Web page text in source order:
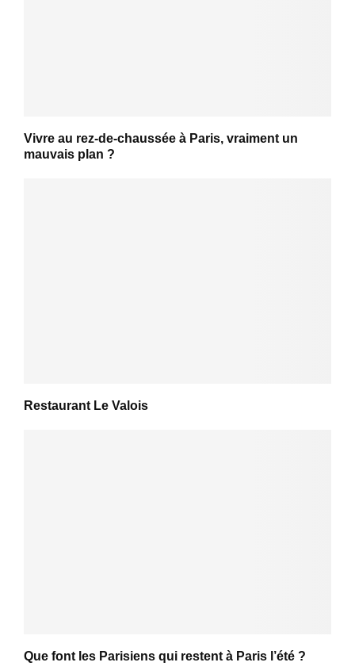
Vivre au rez-de-chaussée à Paris, vraiment un
mauvais plan ?
Restaurant Le Valois
Que font les Parisiens qui restent à Paris l’été ?